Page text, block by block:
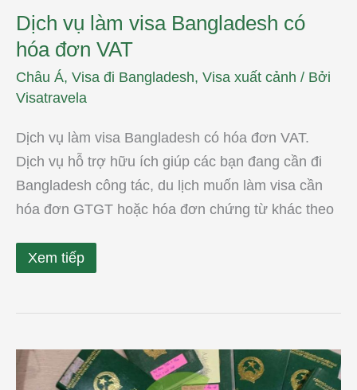
Dịch vụ làm visa Bangladesh có
hóa đơn VAT
Châu Á, Visa đi Bangladesh, Visa xuất cảnh / Bởi
Visatravela
Dịch vụ làm visa Bangladesh có hóa đơn VAT.
Dịch vụ hỗ trợ hữu ích giúp các bạn đang cần đi
Bangladesh công tác, du lịch muốn làm visa cần
hóa đơn GTGT hoặc hóa đơn chứng từ khác theo
Xem tiếp
3